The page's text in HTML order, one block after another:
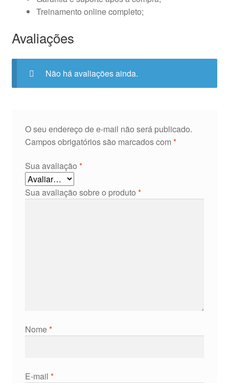
Treinamento online completo;
Avaliações
Não há avaliações ainda.
O seu endereço de e-mail não será publicado.
Campos obrigatórios são marcados com *
Sua avaliação *
Sua avaliação sobre o produto *
Nome*
E-mail *